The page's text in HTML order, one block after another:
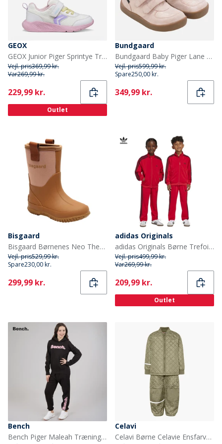
GEOX
GEOX Junior Piger Sprintye Træningssko Hvid/Pink
Vejl. pris369,99 kr.
Var269,99 kr.
Current
229,99 kr.
Outlet
Bundgaard
Bundgaard Baby Piger Lane Vandtætte Sko Old Rose Glitter
Vejl. pris599,99 kr.
Spare250,00 kr.
Current
349,99 kr.
Bisgaard
Bisgaard Børnenes Neo Thermo Gummistøvler Nud
Vejl. pris529,99 kr.
Spare230,00 kr.
Current
299,99 kr.
adidas Originals
adidas Originals Børne Trefoil Firebird Tracksuit Better Scarlet/Sort
Vejl. pris499,99 kr.
Var269,99 kr.
Current
209,99 kr.
Outlet
Bench
Bench Piger Maleah Træningsdragt Sort
Celavi
Celavi Børne Celavie Ensfarvet Basis Termosæt Khaki